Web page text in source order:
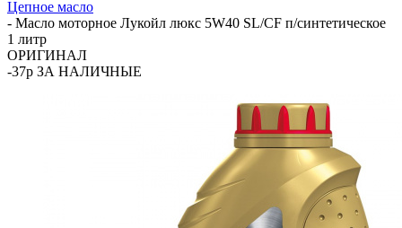
Цепное масло
- Масло моторное Лукойл люкс 5W40 SL/CF п/синтетическое
1 литр
ОРИГИНАЛ
-37р ЗА НАЛИЧНЫЕ